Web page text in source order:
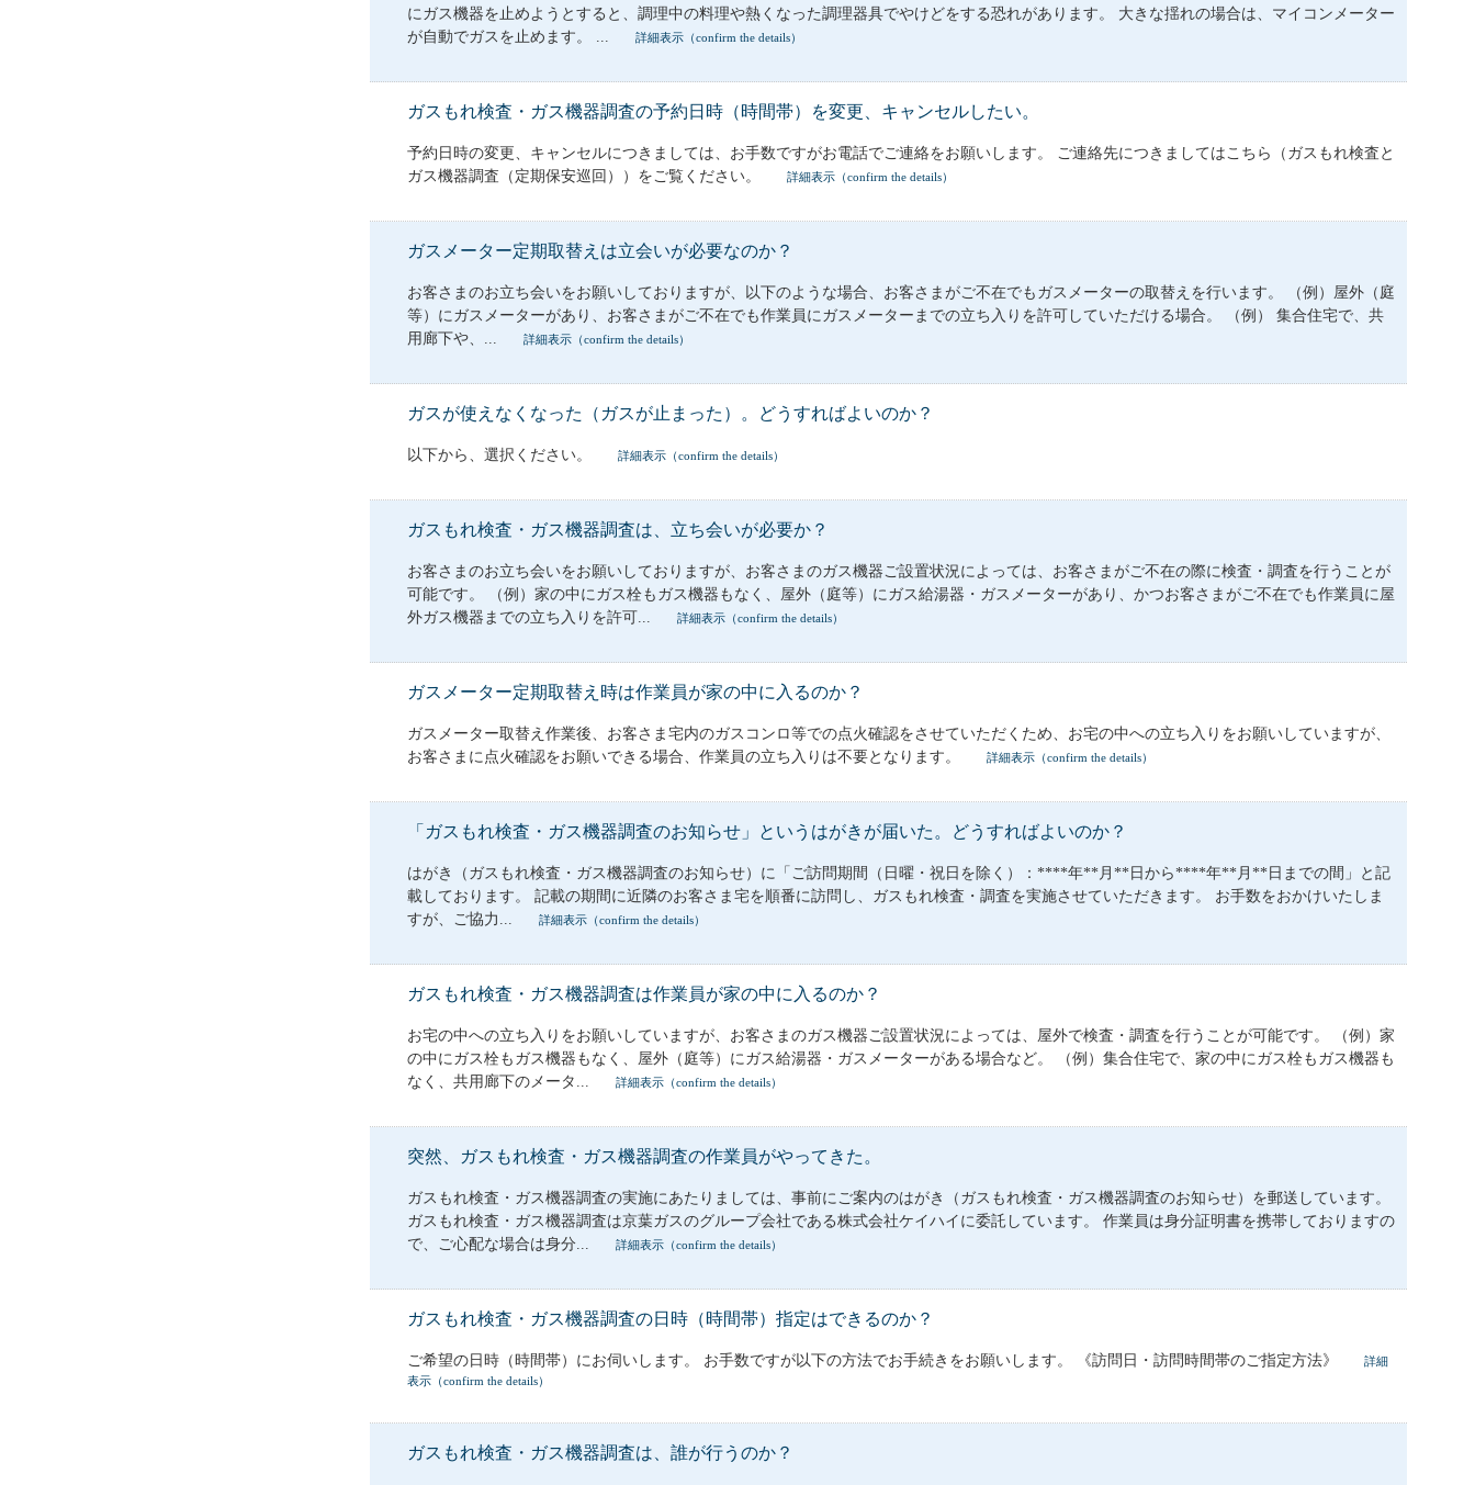
にガス機器を止めようとすると、調理中の料理や熱くなった調理器具でやけどをする恐れがあります。 大きな揺れの場合は、マイコンメーター
が自動でガスを止めます。 ...
詳細表示（confirm the details）
ガスもれ検査・ガス機器調査の予約日時（時間帯）を変更、キャンセルしたい。
予約日時の変更、キャンセルにつきましては、お手数ですがお電話でご連絡をお願いします。 ご連絡先につきましてはこちら（ガスもれ検査と
ガス機器調査（定期保安巡回））をご覧ください。
詳細表示（confirm the details）
ガスメーター定期取替えは立会いが必要なのか？
お客さまのお立ち会いをお願いしておりますが、以下のような場合、お客さまがご不在でもガスメーターの取替えを行います。 （例）屋外（庭
等）にガスメーターがあり、お客さまがご不在でも作業員にガスメーターまでの立ち入りを許可していただける場合。 （例） 集合住宅で、共
用廊下や、...
詳細表示（confirm the details）
ガスが使えなくなった（ガスが止まった）。どうすればよいのか？
以下から、選択ください。 詳細表示（confirm the details）
ガスもれ検査・ガス機器調査は、立ち会いが必要か？
お客さまのお立ち会いをお願いしておりますが、お客さまのガス機器ご設置状況によっては、お客さまがご不在の際に検査・調査を行うことが
可能です。 （例）家の中にガス栓もガス機器もなく、屋外（庭等）にガス給湯器・ガスメーターがあり、かつお客さまがご不在でも作業員に屋
外ガス機器までの立ち入りを許可...
詳細表示（confirm the details）
ガスメーター定期取替え時は作業員が家の中に入るのか？
ガスメーター取替え作業後、お客さま宅内のガスコンロ等での点火確認をさせていただくため、お宅の中への立ち入りをお願いしていますが、
お客さまに点火確認をお願いできる場合、作業員の立ち入りは不要となります。
詳細表示（confirm the details）
「ガスもれ検査・ガス機器調査のお知らせ」というはがきが届いた。どうすればよいのか？
はがき（ガスもれ検査・ガス機器調査のお知らせ）に「ご訪問期間（日曜・祝日を除く）：****年**月**日から****年**月**日までの間」と記
載しております。 記載の期間に近隣のお客さま宅を順番に訪問し、ガスもれ検査・調査を実施させていただきます。 お手数をおかけいたしま
すが、ご協力...
詳細表示（confirm the details）
ガスもれ検査・ガス機器調査は作業員が家の中に入るのか？
お宅の中への立ち入りをお願いしていますが、お客さまのガス機器ご設置状況によっては、屋外で検査・調査を行うことが可能です。 （例）家
の中にガス栓もガス機器もなく、屋外（庭等）にガス給湯器・ガスメーターがある場合など。 （例）集合住宅で、家の中にガス栓もガス機器も
なく、共用廊下のメータ...
詳細表示（confirm the details）
突然、ガスもれ検査・ガス機器調査の作業員がやってきた。
ガスもれ検査・ガス機器調査の実施にあたりましては、事前にご案内のはがき（ガスもれ検査・ガス機器調査のお知らせ）を郵送しています。
ガスもれ検査・ガス機器調査は京葉ガスのグループ会社である株式会社ケイハイに委託しています。 作業員は身分証明書を携帯しておりますの
で、ご心配な場合は身分...
詳細表示（confirm the details）
ガスもれ検査・ガス機器調査の日時（時間帯）指定はできるのか？
ご希望の日時（時間帯）にお伺いします。 お手数ですが以下の方法でお手続きをお願いします。 《訪問日・訪問時間帯のご指定方法》
詳細
表示（confirm the details）
ガスもれ検査・ガス機器調査は、誰が行うのか？